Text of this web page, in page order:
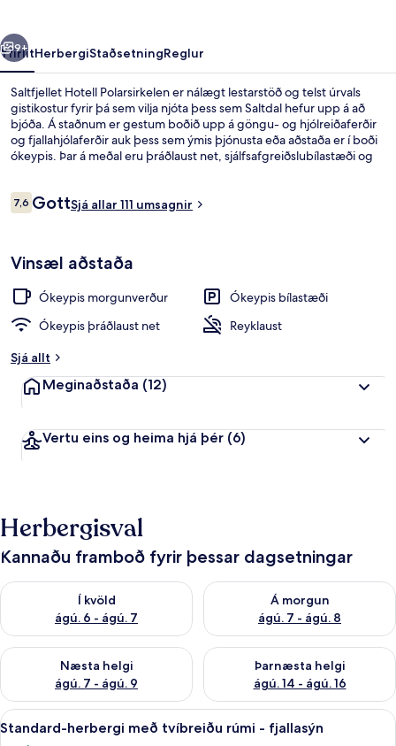
Næsta
9+
YfirlitHerbergiStaðsetningReglur
Saltfjellet Hotell Polarsirkelen er nálægt lestarstöð og telst úrvals
gistikostur fyrir þá sem vilja njóta þess sem Saltdal hefur upp á að
bjóða. Á staðnum er gestum boðið upp á göngu- og hjólreiðaferðir
og fjallahjólaferðir auk þess sem ýmis þjónusta eða aðstaða er í boði
ókeypis. Þar á meðal eru þráðlaust net, sjálfsafgreiðslubílastæði og
Umsagnir
7,67,6 af 10
GottSjá allar 111 umsagnir
Vinsæl aðstaða
Ókeypis morgunverður
Ókeypis bílastæði
Ókeypis þráðlaust net
Reyklaust
Sjá allt
Meginaðstaða (12)
Vertu eins og heima hjá þér (6)
Herbergisval
Kannaðu framboð fyrir þessar dagsetningar
Í kvöld
ágú. 6 - ágú. 7
Athuga framboð í kvöld ágú. 6 - ágú. 7
Á morgun
ágú. 7 - ágú. 8
Athuga framboð á morgun
Næsta helgi
ágú. 7 - ágú. 9
Athuga framboð næstu helgi ágú. 7 - ágú. 9
Þarnæsta helgi
ágú. 14 - ágú. 16
Athuga framboð þarnæstu
Skoða
allar
Skrifborð, aukarúm, ókeypis
3
Standard-herbergi með tvíbreiðu rúmi - fjallasýn